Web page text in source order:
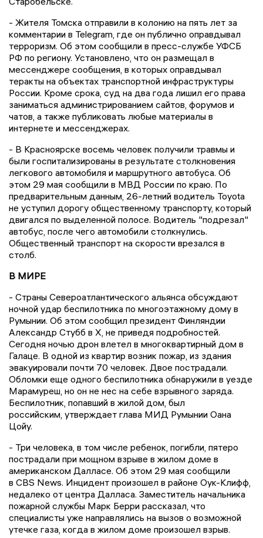
- Жителя Томска отправили в колонию на пять лет за
комментарии в Telegram, где он публично оправдывал
терроризм. Об этом сообщили в пресс-службе УФСБ
РФ по региону. Установлено, что он размещал в
мессенджере сообщения, в которых оправдывал
теракты на объектах транспортной инфраструктуры
России. Кроме срока, суд на два года лишил его права
заниматься администрированием сайтов, форумов и
чатов, а также публиковать любые материалы в
интернете и мессенджерах.
- В Красноярске восемь человек получили травмы и
были госпитализированы в результате столкновения
легкового автомобиля и маршрутного автобуса. Об
этом 29 мая сообщили в МВД России по краю. По
предварительным данным, 26-летний водитель Toyota
не уступил дорогу общественному транспорту, который
двигался по выделенной полосе. Водитель "подрезал"
автобус, после чего автомобили столкнулись.
Общественный транспорт на скорости врезался в
столб.
В МИРЕ
- Страны Североатлантического альянса обсуждают
ночной удар беспилотника по многоэтажному дому в
Румынии. Об этом сообщил президент Финляндии
Александр Стубб в X, не приведя подробностей.
Сегодня ночью дрон влетел в многоквартирный дом в
Галаце. В одной из квартир возник пожар, из здания
эвакуировали почти 70 человек. Двое пострадали.
Обломки еще одного беспилотника обнаружили в уезде
Марамуреш, но он не нес на себе взрывного заряда.
Беспилотник, попавший в жилой дом, был
российским, утверждает глава МИД Румынии Оана
Цойу.
- Три человека, в том числе ребенок, погибли, пятеро
пострадали при мощном взрыве в жилом доме в
американском Далласе. Об этом 29 мая сообщили
в CBS News. Инцидент произошел в районе Оук-Клифф,
недалеко от центра Далласа. Заместитель начальника
пожарной службы Марк Берри рассказал, что
специалисты уже направлялись на вызов о возможной
утечке газа, когда в жилом доме произошел взрыв.